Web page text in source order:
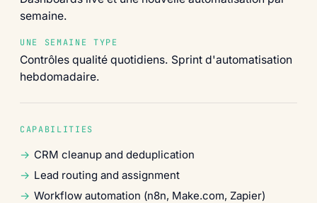
semaine.
UNE SEMAINE TYPE
Contrôles qualité quotidiens. Sprint d'automatisation
hebdomadaire.
CAPABILITIES
CRM cleanup and deduplication
Lead routing and assignment
Workflow automation (n8n, Make.com, Zapier)